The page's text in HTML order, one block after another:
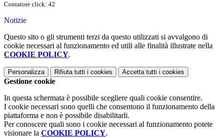
Contatore click: 42
Notizie
Questo sito o gli strumenti terzi da questo utilizzati si avvalgono di
cookie necessari al funzionamento ed utili alle finalità illustrate nella
COOKIE POLICY.
Personalizza Rifiuta tutti i cookies Accetta tutti i cookies
Gestione cookie
In questa schermata è possibile scegliere quali cookie consentire.
I cookie necessari sono quelli che consentono il funzionamento della
piattaforma e non è possibile disabilitarli.
Per conoscere quali sono i cookie necessari al funzionamento potete
visionare la COOKIE POLICY.